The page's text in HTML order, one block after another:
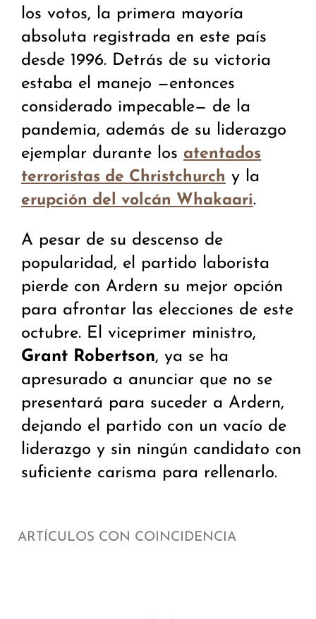
los votos, la primera mayoría
absoluta registrada en este país
desde 1996. Detrás de su victoria
estaba el manejo —entonces
considerado impecable— de la
pandemia, además de su liderazgo
ejemplar durante los atentados
terroristas de Christchurch y la
erupción del volcán Whakaari.
A pesar de su descenso de
popularidad, el partido laborista
pierde con Ardern su mejor opción
para afrontar las elecciones de este
octubre. El viceprimer ministro,
Grant Robertson, ya se ha
apresurado a anunciar que no se
presentará para suceder a Ardern,
dejando el partido con un vacío de
liderazgo y sin ningún candidato con
suficiente carisma para rellenarlo.
ARTÍCULOS CON COINCIDENCIA